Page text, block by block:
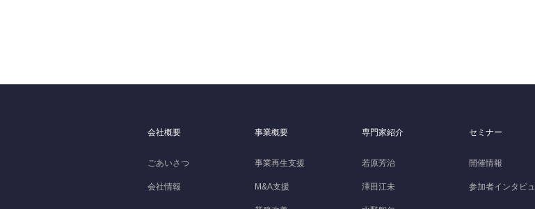
会社概要
ごあいさつ
会社情報
事業概要
事業再生支援
M&A支援
専門家紹介
若原芳治
澤田江未
セミナー
開催情報
参加者インタビ